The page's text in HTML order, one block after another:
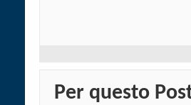
Per questo